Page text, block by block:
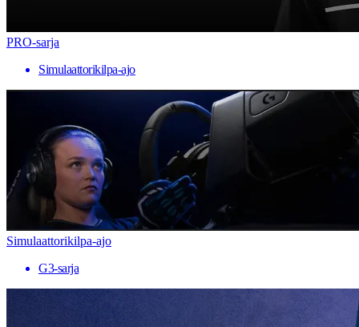
PRO-sarja
Simulaattorikilpa-ajo
Simulaattorikilpa-ajo
G3-sarja